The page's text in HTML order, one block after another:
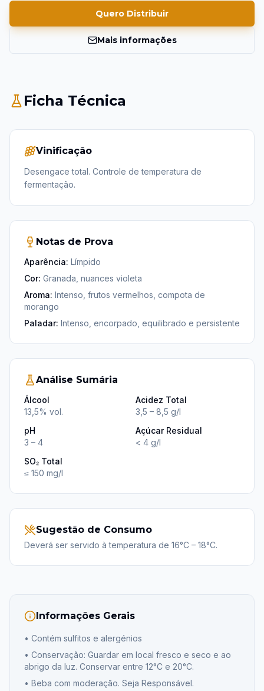
Quero Distribuir
Mais informações
Ficha Técnica
Vinificação
Desengace total. Controle de temperatura de
fermentação.
Notas de Prova
Aparência: Límpido
Cor: Granada, nuances violeta
Aroma: Intenso, frutos vermelhos, compota de
morango
Paladar: Intenso, encorpado, equilibrado e persistente
Análise Sumária
Álcool
13,5% vol.
Acidez Total
3,5 – 8,5 g/l
pH
3 – 4
Açúcar Residual
< 4 g/l
SO₂ Total
≤ 150 mg/l
Sugestão de Consumo
Deverá ser servido à temperatura de 16°C – 18°C.
Informações Gerais
• Contém sulfitos e alergénios
• Conservação: Guardar em local fresco e seco e ao
abrigo da luz. Conservar entre 12°C e 20°C.
• Beba com moderação. Seja Responsável.